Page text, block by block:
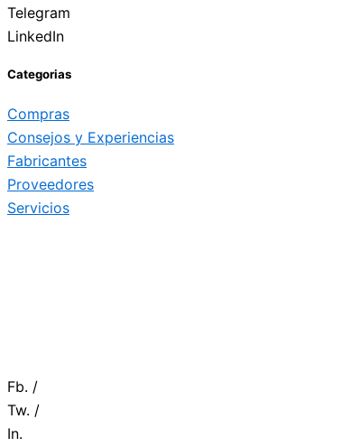
Telegram
LinkedIn
Categorias
Compras
Consejos y Experiencias
Fabricantes
Proveedores
Servicios
Fb. /
Tw. /
In.